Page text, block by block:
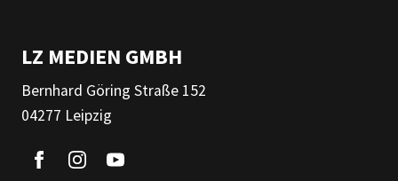
LZ MEDIEN GMBH
Bernhard Göring Straße 152
04277 Leipzig